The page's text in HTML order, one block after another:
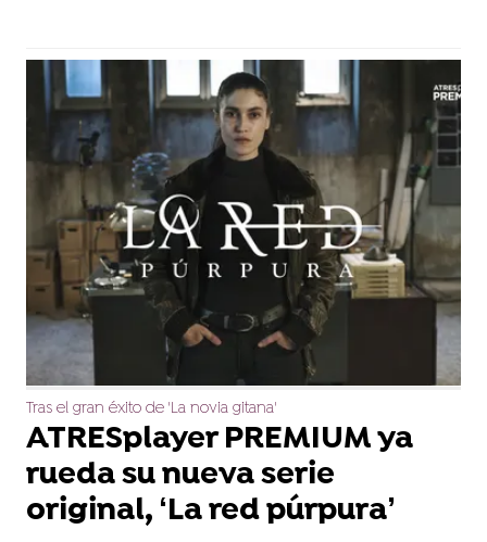
Tras el gran éxito de 'La novia gitana'
ATRESplayer PREMIUM ya
rueda su nueva serie
original, ‘La red púrpura’